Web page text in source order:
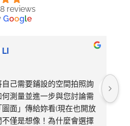
reviews
Google
LI
己需要鋪設的空間拍照詢
測量並進一步與您討論需
面」傳給妳看(現在也開放
僅是想像！為什麼會選擇